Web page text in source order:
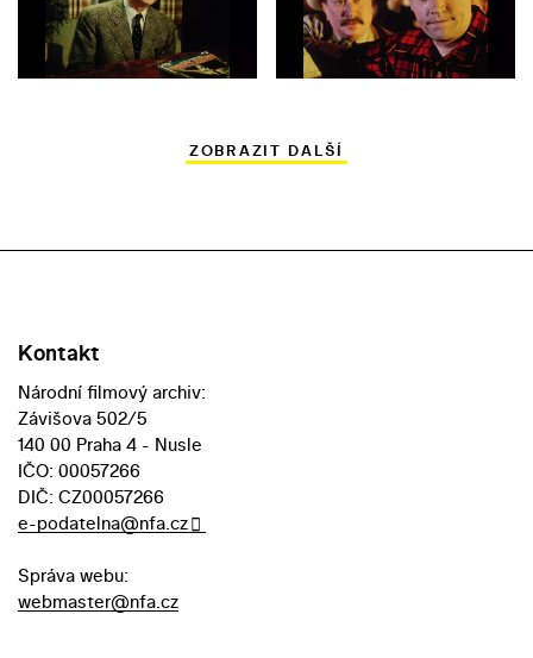
ZOBRAZIT DALŠÍ
Kontakt
Národní filmový archiv:
Závišova 502/5
140 00 Praha 4 - Nusle
IČO: 00057266
DIČ: CZ00057266
e-podatelna@nfa.cz
Správa webu:
webmaster@nfa.cz